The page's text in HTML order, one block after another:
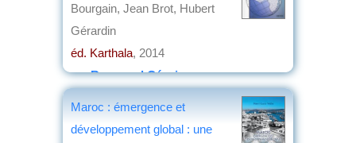
Bourgain, Jean Brot, Hubert
Gérardin
éd. Karthala, 2014
parRaymond Césaire
Maroc : émergence et
développement global : une